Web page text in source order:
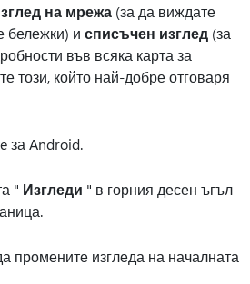
на мрежа (за да виждате
бележки) и списъчен изглед (за
във всяка карта за
този, който най-добре отговаря
за Android.
" Изгледи " в горния десен ъгъл
промените изгледа на началната